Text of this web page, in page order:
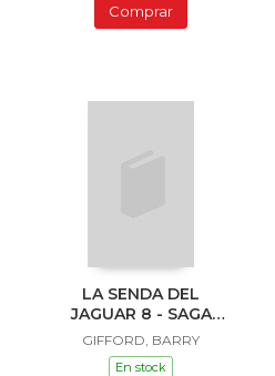
Comprar
LA SENDA DEL
JAGUAR 8 - SAGA
SAILOR Y LULA
GIFFORD, BARRY
En stock